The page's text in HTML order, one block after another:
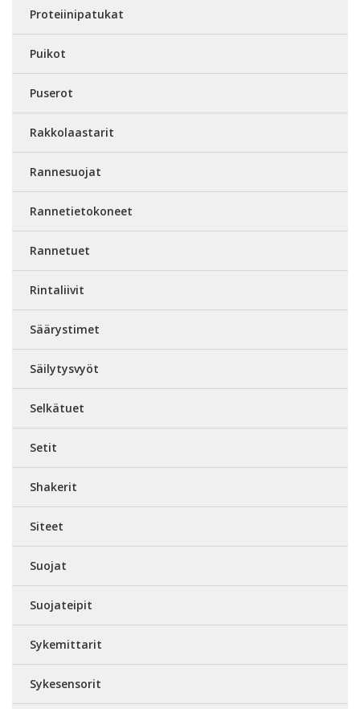
Proteiinipatukat
Puikot
Puserot
Rakkolaastarit
Rannesuojat
Rannetietokoneet
Rannetuet
Rintaliivit
Säärystimet
Säilytysvyöt
Selkätuet
Setit
Shakerit
Siteet
Suojat
Suojateipit
Sykemittarit
Sykesensorit